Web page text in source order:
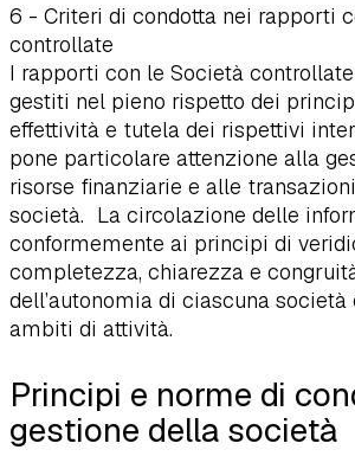
6 - Criteri di condotta nei rapporti
controllate
I rapporti con le Società
gestiti nel pieno rispetto dei
effettività e tutela dei rispettivi
pone particolare attenzione alla
risorse finanziarie e alle
società. La circolazione delle
conformemente ai principi di
completezza, chiarezza e
dell’autonomia di ciascuna
ambiti di attività.
Principi e norme di
gestione della società